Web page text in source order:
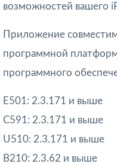
возможностей вашего
Приложение
программной
программного
E501: 2.3.171 и выше
C591: 2.3.171 и выше
U510: 2.3.171 и выше
B210: 2.3.62 и выше